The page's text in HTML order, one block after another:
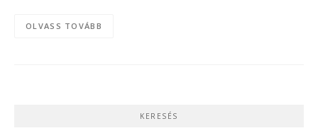
OLVASS TOVÁBB
KERESÉS